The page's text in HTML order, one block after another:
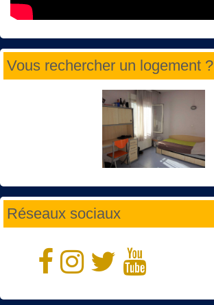
Vous rechercher un logement ?
Réseaux sociaux